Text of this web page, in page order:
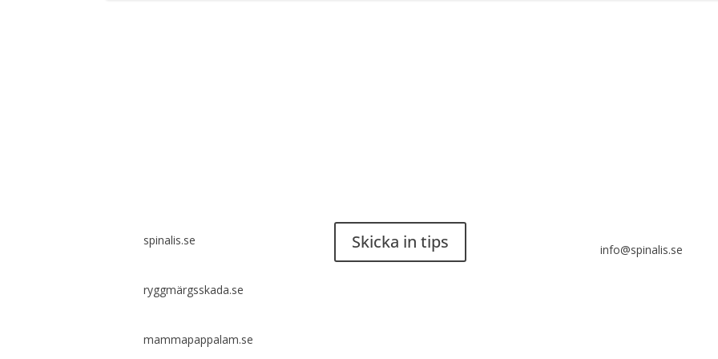
spinalis.se
ryggmärgsskada.se
mammapappalam.se
Skicka in tips info@spinalis.se